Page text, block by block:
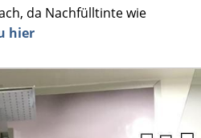
da Nachfülltinte wie
hier